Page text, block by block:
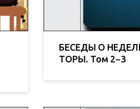
БЕСЕДЫ О
ТОРЫ. Том 2−3